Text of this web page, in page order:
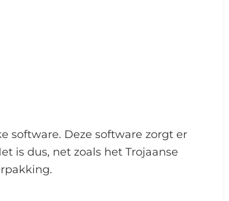
software. Deze software zorgt er
is dus, net zoals het Trojaanse